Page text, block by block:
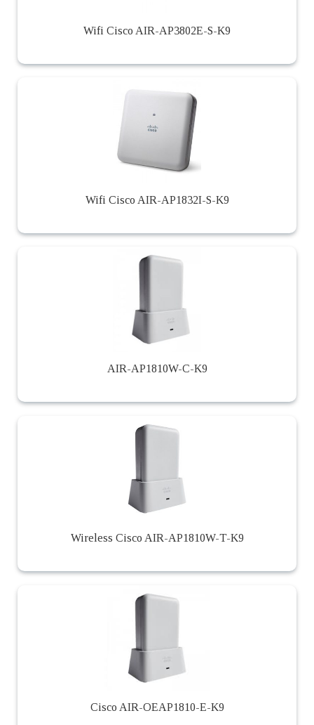
Wifi Cisco AIR-AP3802E-S-K9
Wifi Cisco AIR-AP1832I-S-K9
AIR-AP1810W-C-K9
Wireless Cisco AIR-AP1810W-T-K9
Cisco AIR-OEAP1810-E-K9